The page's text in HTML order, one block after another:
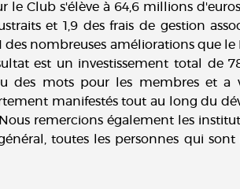
Club s'élève à 64,6 millions
et 1,9 des frais de gestion
des nombreuses améliorations que
est un investissement total de
des mots pour les membres et a
manifestés tout au long du
remercions également les
toutes les personnes qui